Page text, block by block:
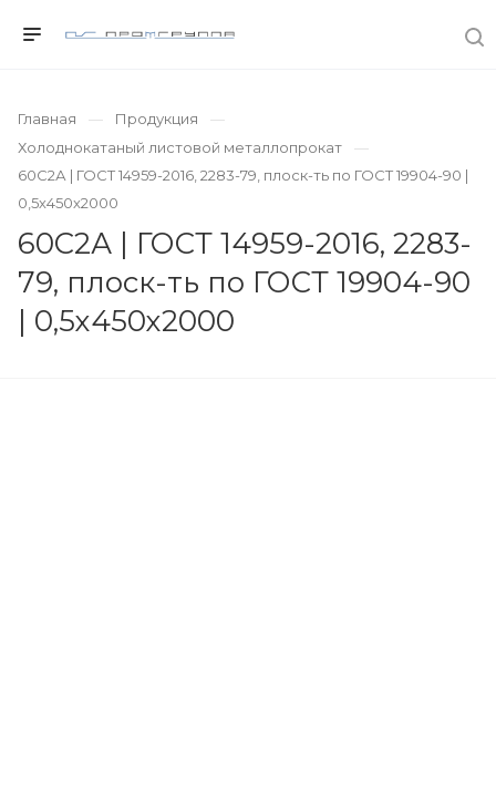
Главная
Продукция
Холоднокатаный листовой металлопрокат
60С2А | ГОСТ 14959-2016, 2283-79, плоск-ть по ГОСТ 19904-90 |
0,5х450х2000
60С2А | ГОСТ 14959-2016, 2283-
79, плоск-ть по ГОСТ 19904-90
| 0,5х450х2000